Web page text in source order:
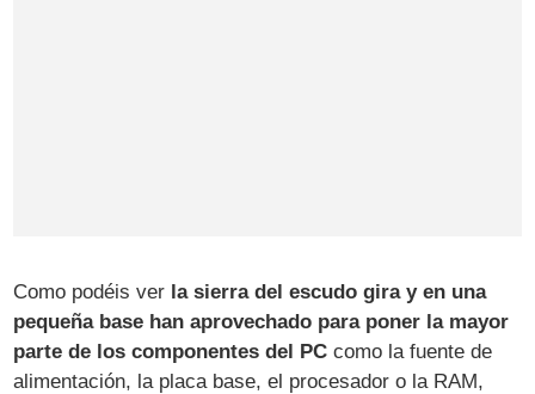
Como podéis ver la sierra del escudo gira y en una
pequeña base han aprovechado para poner la mayor
parte de los componentes del PC como la fuente de
alimentación, la placa base, el procesador o la RAM,